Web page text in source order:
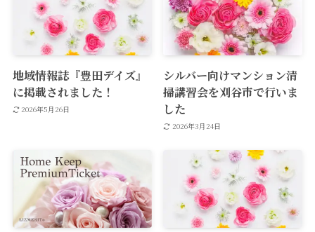
地域情報誌『豊田デイズ』
に掲載されました！
2026年5月26日
シルバー向けマンション清
掃講習会を刈谷市で行いま
した
2026年3月24日